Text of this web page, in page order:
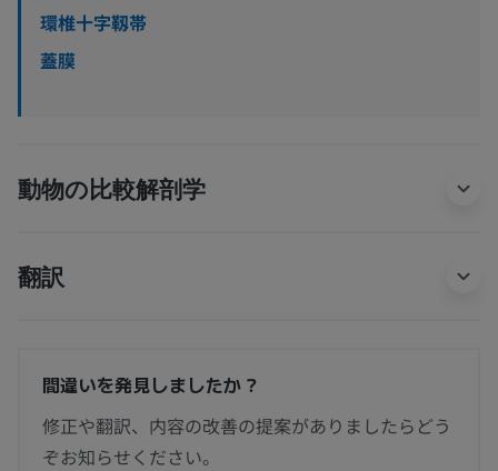
環椎十字靱帯
蓋膜
動物の比較解剖学
翻訳
間違いを発見しましたか？
修正や翻訳、内容の改善の提案がありましたらどう
ぞお知らせください。